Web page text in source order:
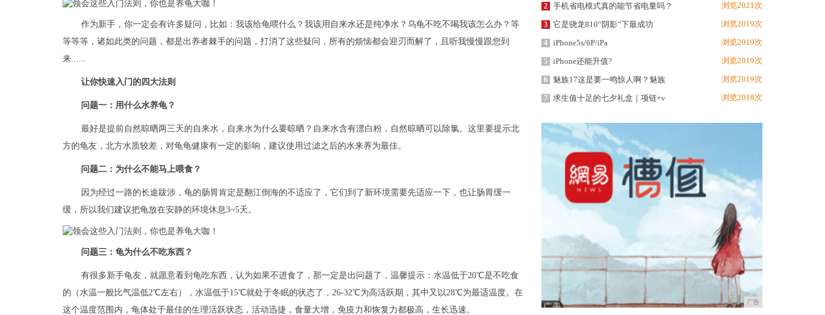
作为新手，你一定会有许多疑问，比如：我该给龟喂什么？我该用自来水还是纯净水？乌龟不吃不喝我该怎么办？等
等等等，诸如此类的问题，都是出养者棘手的问题，打消了这些疑问，所有的烦恼都会迎刃而解了，且听我慢慢跟您到
来......
让你快速入门的四大法则
问题一：用什么水养龟？
最好是提前自然晾晒两三天的自来水，自来水为什么要晾晒？自来水含有漂白粉，自然晾晒可以除氯。这里要提示北
方的龟友，北方水质较差，对龟龟健康有一定的影响，建议使用过滤之后的水来养为最佳。
问题二：为什么不能马上喂食？
因为经过一路的长途跋涉，龟的肠胃肯定是翻江倒海的不适应了，它们到了新环境需要先适应一下，也让肠胃缓一
缓，所以我们建议把龟放在安静的环境休息3~5天。
问题三：龟为什么不吃东西？
有很多新手龟友，就愿意看到龟吃东西，认为如果不进食了，那一定是出问题了，温馨提示：水温低于20℃是不吃食
的（水温一般比气温低2℃左右），水温低于15℃就处于冬眠的状态了，26-32℃为高活跃期，其中又以28℃为最适温度。在
这个温度范围内，龟体处于最佳的生理活跃状态，活动迅捷，食量大增，免疫力和恢复力都极高，生长迅速。
2 手机省电模式真的能节省电量吗？ 浏览2021次
3 它是骁龙810“阴影”下最成功 浏览2019次
4 iPhone5s/6P/iPa 浏览2019次
5 iPhone还能升值? 浏览2019次
6 魅族17这是要一鸣惊人啊？魅族 浏览2019次
7 求生值十足的七夕礼盒｜项链+v 浏览2018次
广告